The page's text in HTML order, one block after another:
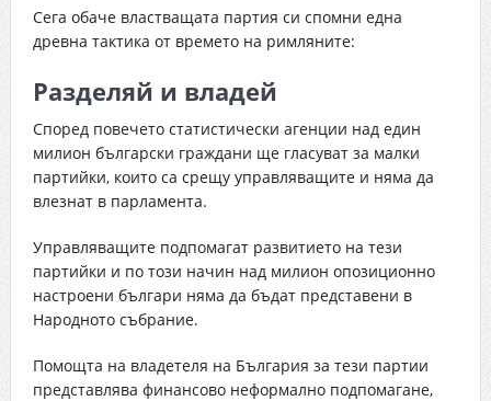
Сега обаче властващата партия си спомни една
древна тактика от времето на римляните:
Разделяй и владей
Според повечето статистически агенции над един
милион български граждани ще гласуват за малки
партийки, които са срещу управляващите и няма да
влезнат в парламента.
Управляващите подпомагат развитието на тези
партийки и по този начин над милион опозиционно
настроени българи няма да бъдат представени в
Народното събрание.
Помощта на владетеля на България за тези партии
представлява финансово неформално подпомагане,